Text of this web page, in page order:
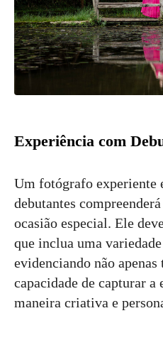
Experiência com
Um fotógrafo experiente
debutantes compreenderá
ocasião especial. Ele
que inclua uma
evidenciando não
capacidade de capturar a
maneira criativa e